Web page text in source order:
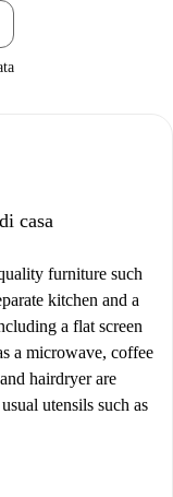
casa
furniture such
kitchen and a
a flat screen
a microwave, coffee
hairdryer are
utensils such as